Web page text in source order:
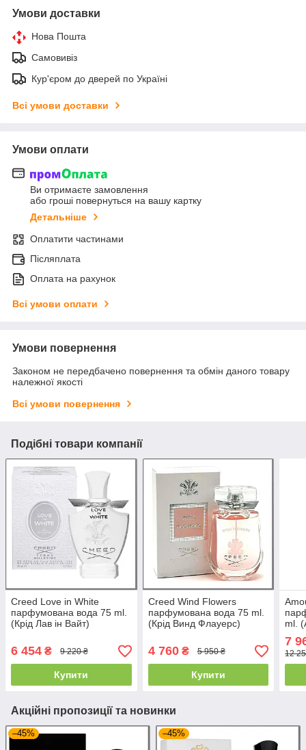
Умови доставки
Нова Пошта
Самовивіз
Кур'єром до дверей по Україні
Всі умови доставки
Умови оплати
Ви отримаєте замовлення
або гроші повернуться на вашу картку
Детальніше
Оплатити частинами
Післяплата
Оплата на рахунок
Всі умови оплати
Умови повернення
Законом не передбачено повернення та обмін даного товару
належної якості
Всі умови повернення
Подібні товари компанії
Creed Love in White
парфумована вода 75 ml.
(Крід Лав ін Вайт)
6 454 ₴ 9 220 ₴
Купити
Creed Wind Flowers
парфумована вода 75 ml.
(Крід Винд Флaуерс)
4 760₴ 5 950 ₴
Купити
ml.
7
12
Акційні пропозиції та новинки
–45% –45%